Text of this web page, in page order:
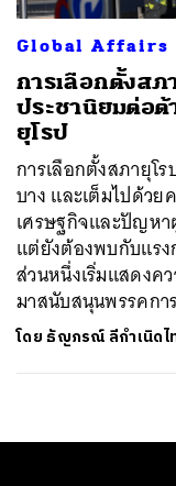
Global Affairs
การเลือกตั้งสภ
ประชานิยมต่อ
ยุโรป
การเลือกตั้งสภายุโ
บาง และเต็มไปด้ว
เศรษฐกิจและปัญห
แต่ยังต้องพบกับแรง
ส่วนหนึ่งเริ่มแสดงค
มาสนับสนุนพรรคก
โดย ธัญภรณ์ ลีกำเนิดไ